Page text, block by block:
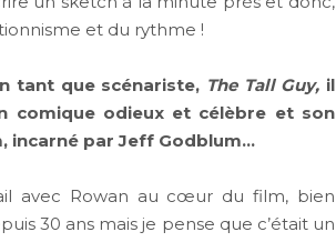
et du rythme !
tant que scénariste, The Tall Guy, il
comique odieux et célèbre et son
incarné par Jeff Godblum…
avec Rowan au cœur du film, bien
30 ans mais je pense que c’était un